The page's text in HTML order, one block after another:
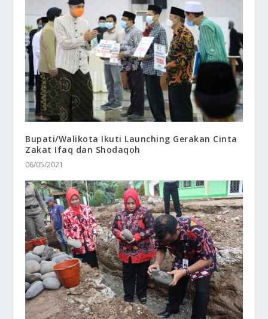
Bupati/Walikota Ikuti Launching Gerakan Cinta
Zakat Ifaq dan Shodaqoh
06/05/2021